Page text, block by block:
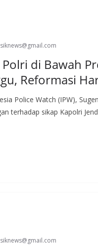
di Bawah
Reformasi
Police Watch (IPW),
terhadap sikap Kapolri